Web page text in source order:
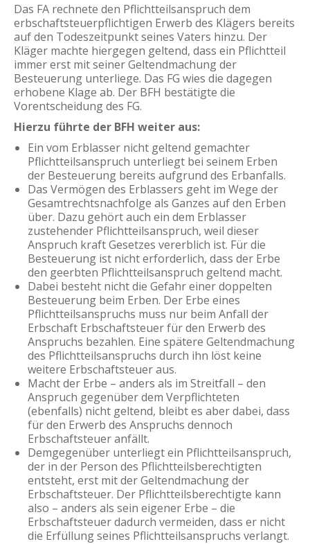
Das FA rechnete den Pflichtteilsanspruch dem
erbschaftsteuerpflichtigen Erwerb des Klägers bereits
auf den Todeszeitpunkt seines Vaters hinzu. Der
Kläger machte hiergegen geltend, dass ein Pflichtteil
immer erst mit seiner Geltendmachung der
Besteuerung unterliege. Das FG wies die dagegen
erhobene Klage ab. Der BFH bestätigte die
Vorentscheidung des FG.
Hierzu führte der BFH weiter aus:
Ein vom Erblasser nicht geltend gemachter
Pflichtteilsanspruch unterliegt bei seinem Erben
der Besteuerung bereits aufgrund des Erbanfalls.
Das Vermögen des Erblassers geht im Wege der
Gesamtrechtsnachfolge als Ganzes auf den Erben
über. Dazu gehört auch ein dem Erblasser
zustehender Pflichtteilsanspruch, weil dieser
Anspruch kraft Gesetzes vererblich ist. Für die
Besteuerung ist nicht erforderlich, dass der Erbe
den geerbten Pflichtteilsanspruch geltend macht.
Dabei besteht nicht die Gefahr einer doppelten
Besteuerung beim Erben. Der Erbe eines
Pflichtteilsanspruchs muss nur beim Anfall der
Erbschaft Erbschaftsteuer für den Erwerb des
Anspruchs bezahlen. Eine spätere Geltendmachung
des Pflichtteilsanspruchs durch ihn löst keine
weitere Erbschaftsteuer aus.
Macht der Erbe – anders als im Streitfall – den
Anspruch gegenüber dem Verpflichteten
(ebenfalls) nicht geltend, bleibt es aber dabei, dass
für den Erwerb des Anspruchs dennoch
Erbschaftsteuer anfällt.
Demgegenüber unterliegt ein Pflichtteilsanspruch,
der in der Person des Pflichtteilsberechtigten
entsteht, erst mit der Geltendmachung der
Erbschaftsteuer. Der Pflichtteilsberechtigte kann
also – anders als sein eigener Erbe – die
Erbschaftsteuer dadurch vermeiden, dass er nicht
die Erfüllung seines Pflichtteilsanspruchs verlangt.